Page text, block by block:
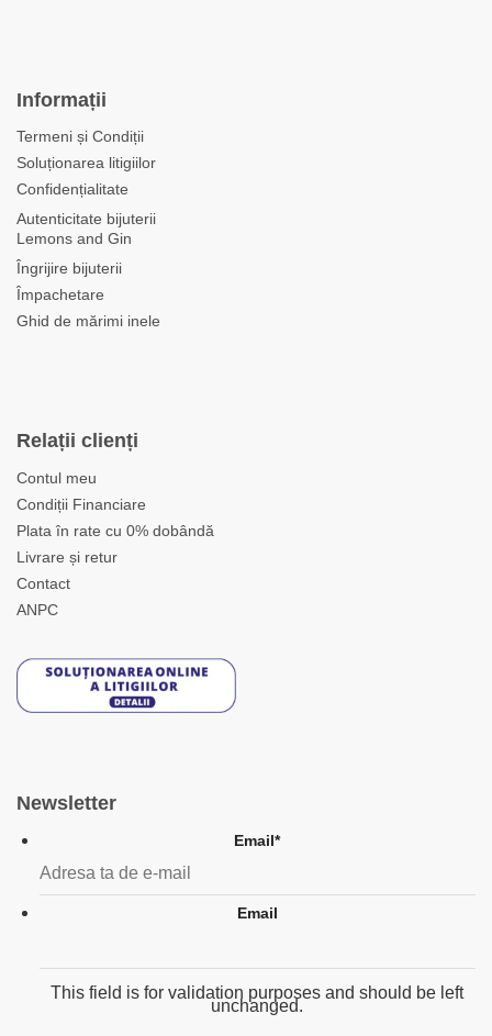
Informații
Termeni și Condiții
Soluționarea litigiilor
Confidențialitate
Autenticitate bijuterii
Lemons and Gin
Îngrijire bijuterii
Împachetare
Ghid de mărimi inele
Relații clienți
Contul meu
Condiții Financiare
Plata în rate cu 0% dobândă
Livrare și retur
Contact
ANPC
Newsletter
Email*
Email
This field is for validation purposes and should be left
unchanged.